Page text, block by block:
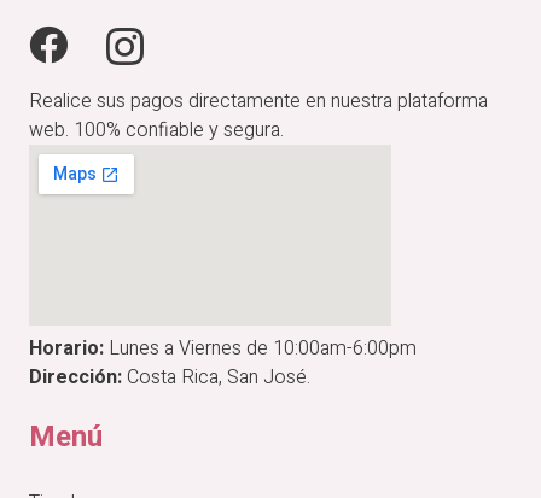
Realice sus pagos directamente en nuestra plataforma
web. 100% confiable y segura.
Horario: Lunes a Viernes de 10:00am-6:00pm
Dirección:Costa Rica, San José.
Menú